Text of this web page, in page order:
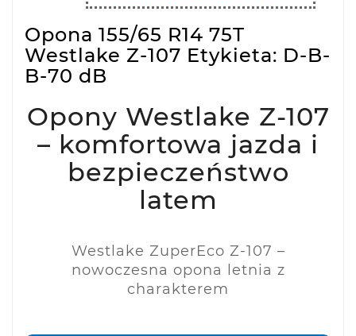
Opona 155/65 R14 75T
Westlake Z-107 Etykieta: D-B-
B-70 dB
Opony Westlake Z-107
– komfortowa jazda i
bezpieczeństwo
latem
Westlake ZuperEco Z-107 –
nowoczesna opona letnia z
charakterem